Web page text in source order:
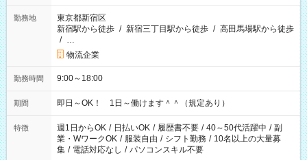
勤務地
東京都新宿区
新宿駅から徒歩 / 新宿三丁目駅から徒歩 / 高田馬場駅から徒歩
/ …
物流企業
勤務時間 9:00～18:00
期間 即日～OK！ 1日～働けます＾＾（規定あり）
特徴 週1日からOK / 日払いOK / 履歴書不要 / 40～50代活躍中 / 副
業・WワークOK / 服装自由 / シフト勤務 / 10名以上の大量募
集 / 電話対応なし / パソコンスキル不要